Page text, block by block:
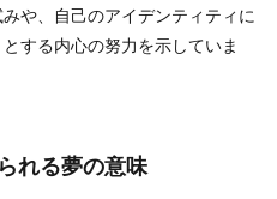
や、自己のアイデンティティに
する内心の努力を示していま
れる夢の意味